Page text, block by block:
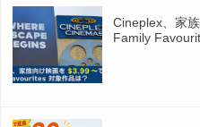
Cineplex、家
Family